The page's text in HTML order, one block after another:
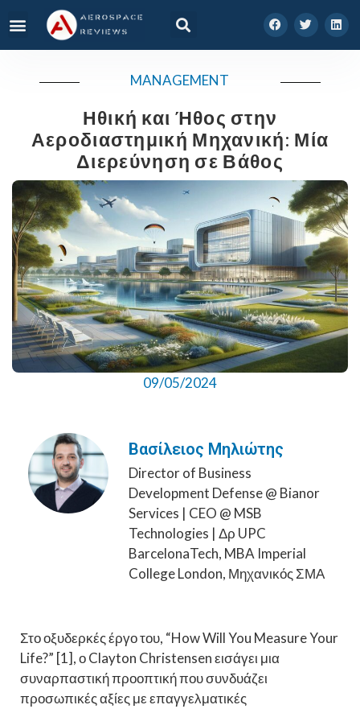
MANAGEMENT
Ηθική και Ήθος στην
Αεροδιαστημική Μηχανική: Μία
Διερεύνηση σε Βάθος
09/05/2024
Βασίλειος Μηλιώτης
Director of Business
Development Defense @ Bianor
Services | CEO @ MSB
Technologies | Δρ UPC
BarcelonaTech, MBA Imperial
College London, Μηχανικός ΣΜΑ
Στο οξυδερκές έργο του, “How Will You Measure Your
Life?” [1], ο Clayton Christensen εισάγει μια
συναρπαστική προοπτική που συνδυάζει
προσωπικές αξίες με επαγγελματικές